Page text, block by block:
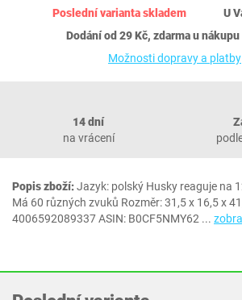
Poslední varianta skladem
U
Dodání od 29 Kč, zdarma u nákupu
Možnosti dopravy a platby
14 dní
na vrácení
Popis zboží:Jazyk: polský Husky reaguje na
Má 60 různých zvuků Rozměr: 31,5 x 16,5 x
4006592089337 ASIN: B0CF5NMY62 ...